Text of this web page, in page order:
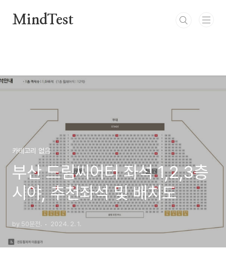
MindTest
카테고리 없음
부산 드림씨어터 좌석 1,2,3층
시야, 추천좌석 및 배치도
by 50분전. 2024. 2. 1.